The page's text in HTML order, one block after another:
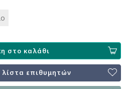
στο καλάθι
επιθυμητών